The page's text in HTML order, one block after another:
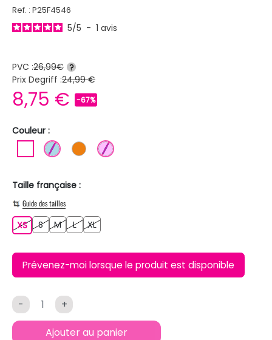
Ref. : P25F4546
5/5 - 1 avis
PVC :26,99€ ?
Prix Degriff :24,99 €
8,75 € -67%
Couleur :
BLANCBLEU CLAIR
ORANGEROSE CLAIR
Taille française :
Guide des tailles
XSXSSS MM LL XLXL
Prévenez-moi lorsque le produit est disponible
- +
Ajouter au panier